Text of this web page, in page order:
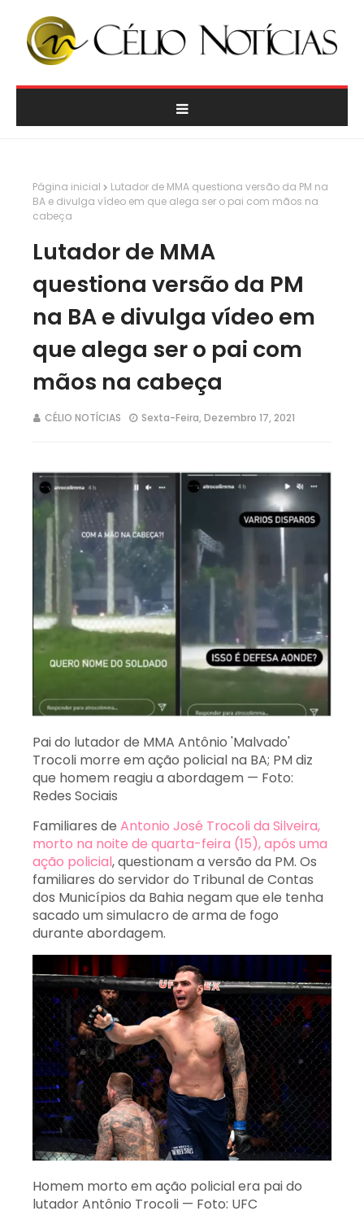
Página inicial
Lutador de MMA questiona versão da PM na
BA e divulga vídeo em que alega ser o pai com mãos na
cabeça
Lutador de MMA
questiona versão da PM
na BA e divulga vídeo em
que alega ser o pai com
mãos na cabeça
CÉLIO NOTÍCIAS Sexta-Feira, Dezembro 17, 2021
Pai do lutador de MMA Antônio 'Malvado'
Trocoli morre em ação policial na BA; PM diz
que homem reagiu a abordagem — Foto:
Redes Sociais
Familiares de Antonio José Trocoli da Silveira,
morto na noite de quarta-feira (15), após uma
ação policial, questionam a versão da PM. Os
familiares do servidor do Tribunal de Contas
dos Municípios da Bahia negam que ele tenha
sacado um simulacro de arma de fogo
durante abordagem.
Homem morto em ação policial era pai do
lutador Antônio Trocoli — Foto: UFC